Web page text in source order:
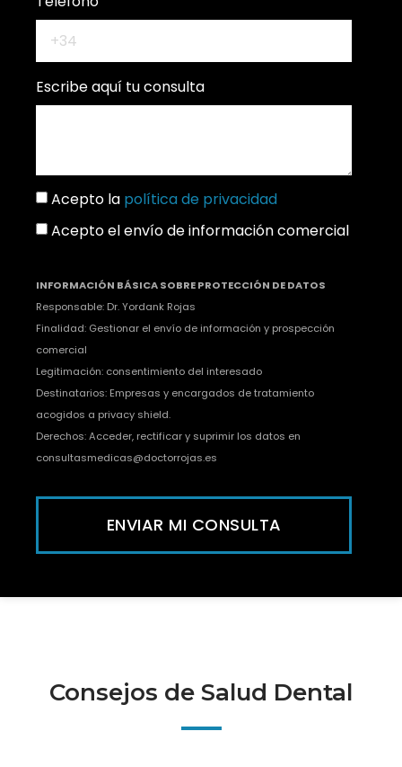
Escribe aquí tu consulta
Acepto la política de privacidad
Acepto el envío de información comercial
INFORMACIÓN BÁSICA SOBRE PROTECCIÓN DE DATOS
Responsable: Dr. Yordank Rojas
Finalidad: Gestionar el envío de información y prospección
comercial
Legitimación: consentimiento del interesado
Destinatarios: Empresas y encargados de tratamiento
acogidos a privacy shield.
Derechos: Acceder, rectificar y suprimir los datos en
consultasmedicas@doctorrojas.es
ENVIAR MI CONSULTA
Consejos de Salud Dental